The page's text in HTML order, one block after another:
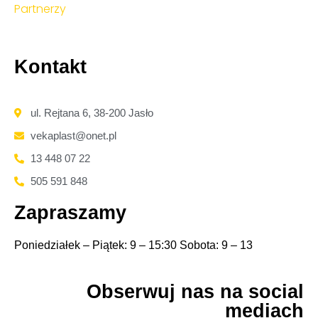
Partnerzy
Kontakt
ul. Rejtana 6, 38-200 Jasło
vekaplast@onet.pl
13 448 07 22
505 591 848
Zapraszamy
Poniedziałek – Piątek: 9 – 15:30 Sobota: 9 – 13
Obserwuj nas na social
mediach